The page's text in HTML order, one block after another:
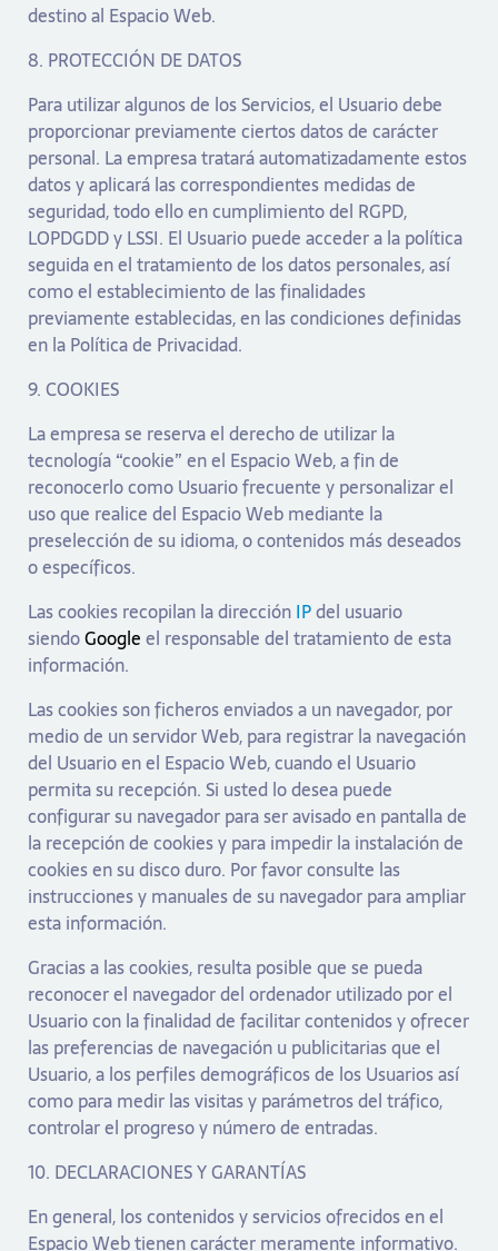
destino al Espacio Web.
8. PROTECCIÓN DE DATOS
Para utilizar algunos de los Servicios, el Usuario debe
proporcionar previamente ciertos datos de carácter
personal. La empresa tratará automatizadamente estos
datos y aplicará las correspondientes medidas de
seguridad, todo ello en cumplimiento del RGPD,
LOPDGDD y LSSI. El Usuario puede acceder a la política
seguida en el tratamiento de los datos personales, así
como el establecimiento de las finalidades
previamente establecidas, en las condiciones definidas
en la Política de Privacidad.
9. COOKIES
La empresa se reserva el derecho de utilizar la
tecnología “cookie” en el Espacio Web, a fin de
reconocerlo como Usuario frecuente y personalizar el
uso que realice del Espacio Web mediante la
preselección de su idioma, o contenidos más deseados
o específicos.
Las cookies recopilan la direcciónIPdel usuario
siendoGoogleel responsable del tratamiento de esta
información.
Las cookies son ficheros enviados a un navegador, por
medio de un servidor Web, para registrar la navegación
del Usuario en el Espacio Web, cuando el Usuario
permita su recepción. Si usted lo desea puede
configurar su navegador para ser avisado en pantalla de
la recepción de cookies y para impedir la instalación de
cookies en su disco duro. Por favor consulte las
instrucciones y manuales de su navegador para ampliar
esta información.
Gracias a las cookies, resulta posible que se pueda
reconocer el navegador del ordenador utilizado por el
Usuario con la finalidad de facilitar contenidos y ofrecer
las preferencias de navegación u publicitarias que el
Usuario, a los perfiles demográficos de los Usuarios así
como para medir las visitas y parámetros del tráfico,
controlar el progreso y número de entradas.
10. DECLARACIONES Y GARANTÍAS
En general, los contenidos y servicios ofrecidos en el
Espacio Web tienen carácter meramente informativo.